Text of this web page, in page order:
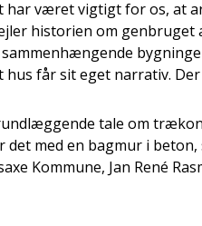
har været vigtigt for os, at
historien om genbruget
hus får sit eget narrativ. Der
tale om
det med en bagmur i
Kommune, Jan René